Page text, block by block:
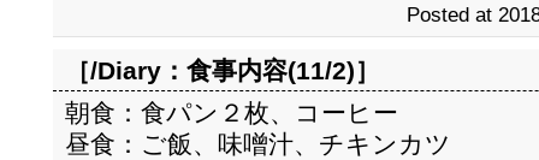
Posted at
［/Diary： 食事内容(11/2)］
朝食：食パン２枚、コーヒー
昼食：ご飯、味噌汁、チキンカツ